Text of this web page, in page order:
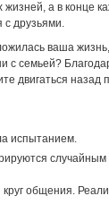
а в конце
с друзьями.
ваша
с семьей?
двигаться назад
испытанием.
общения.